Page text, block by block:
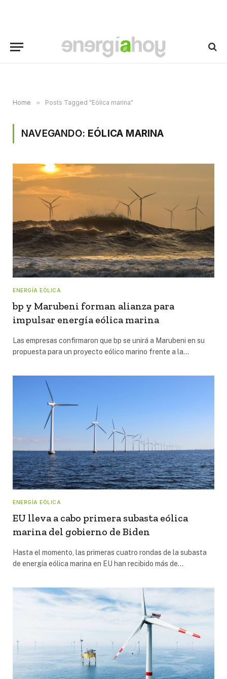
Home » Posts Tagged "Eólica marina"
NAVEGANDO: EÓLICA MARINA
ENERGÍA EÓLICA
bp y Marubeni forman alianza para
impulsar energía eólica marina
Las empresas confirmaron que bp se unirá a Marubeni en su
propuesta para un proyecto eólico marino frente a la…
ENERGÍA EÓLICA
EU lleva a cabo primera subasta eólica
marina del gobierno de Biden
Hasta el momento, las primeras cuatro rondas de la subasta
de energía eólica marina en EU han recibido más de…